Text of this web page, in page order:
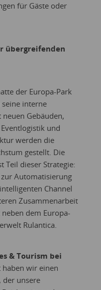
für Gäste oder
übergreifenden
der Europa-Park
interne
Gebäuden,
und
werden die
gestellt. Die
Teil dieser Strategie:
Automatisierung
Channel
Zusammenarbeit
dem Europa-
Rulantica.
& Tourism bei
wir einen
der unsere